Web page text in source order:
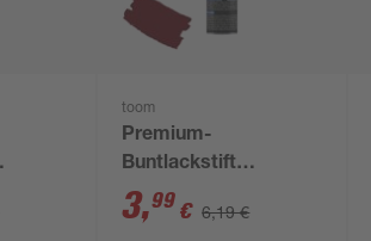
toom
Premium-
Buntlackstift
purpurrot glänzend 12
ml
3,99 € 6,19 €